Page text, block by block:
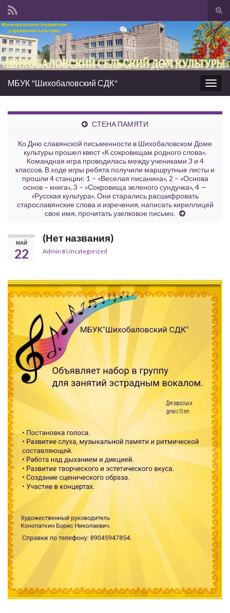
Вкл/
Search for:
Вкл/
выкл
МБУК "Шихобаловский СДК"
СТЕНА ПАМЯТИ
Ко Дню славянской письменности в Шихобаловском Доме
культуры прошел квест «К сокровищам родного слова».
Командная игра проводилась между учениками 3 и 4
классов. В ходе игры ребята получили маршрутные листы и
прошли 4 станции: 1 – «Веселая писанина», 2 – «Основа
основ – книга», 3 – «Сокровища зеленого сундучка», 4 —
«Русская культура». Они старались расшифровать
старославянские слова и изречения, написать кириллицей
свое имя, прочитать узелковое письмо.
МАЙ
22
(Нет названия)
Admin вUncategorized